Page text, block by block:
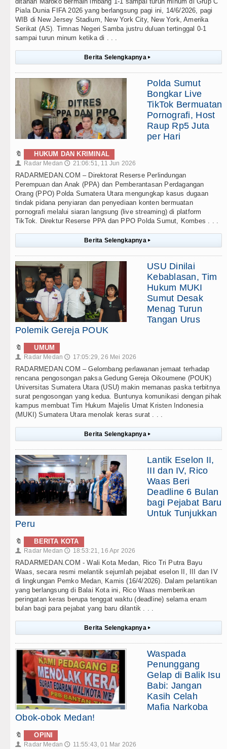
Piala Dunia FIFA 2026 yang berlangsung pagi ini, 14/6/2026, pagi
WIB di New Jersey Stadium, New York City, New York, Amerika
Serikat (AS). Timnas Negeri Samba justru duluan tertinggal 0-1
sampai turun minum ketika di . . .
Berita Selengkapnya ▸
Polda Sumut
Bongkar Live
TikTok Bermuatan
Pornografi, Host
Raup Rp5 Juta
per Hari
🔖 HUKUM DAN KRIMINAL
👤 Radar Medan 🕔 21:06:51, 11 Jun 2026
RADARMEDAN.COM – Direktorat Reserse Perlindungan
Perempuan dan Anak (PPA) dan Pemberantasan Perdagangan
Orang (PPO) Polda Sumatera Utara mengungkap kasus dugaan
tindak pidana penyiaran dan penyediaan konten bermuatan
pornografi melalui siaran langsung (live streaming) di platform
TikTok. Direktur Reserse PPA dan PPO Polda Sumut, Kombes . . .
Berita Selengkapnya ▸
USU Dinilai
Kebablasan, Tim
Hukum MUKI
Sumut Desak
Menag Turun
Tangan Urus
Polemik Gereja POUK
🔖 UMUM
👤 Radar Medan 🕔 17:05:29, 26 Mei 2026
RADARMEDAN.COM – Gelombang perlawanan jemaat terhadap
rencana pengosongan paksa Gedung Gereja Oikoumene (POUK)
Universitas Sumatera Utara (USU) makin memanas paska terbitnya
surat pengosongan yang kedua. Buntunya komunikasi dengan pihak
kampus membuat Tim Hukum Majelis Umat Kristen Indonesia
(MUKI) Sumatera Utara menolak keras surat . . .
Berita Selengkapnya ▸
Lantik Eselon II,
III dan IV, Rico
Waas Beri
Deadline 6 Bulan
bagi Pejabat Baru
Untuk Tunjukkan
Peru
🔖 BERITA KOTA
👤 Radar Medan 🕔 18:53:21, 16 Apr 2026
RADARMEDAN.COM - Wali Kota Medan, Rico Tri Putra Bayu
Waas, secara resmi melantik sejumlah pejabat eselon II, III dan IV
di lingkungan Pemko Medan, Kamis (16/4/2026). Dalam pelantikan
yang berlangsung di Balai Kota ini, Rico Waas memberikan
peringatan keras berupa tenggat waktu (deadline) selama enam
bulan bagi para pejabat yang baru dilantik . . .
Berita Selengkapnya ▸
Waspada
Penunggang
Gelap di Balik Isu
Babi: Jangan
Kasih Celah
Mafia Narkoba
Obok-obok Medan!
🔖 OPINI
👤 Radar Medan 🕔 11:55:43, 01 Mar 2026